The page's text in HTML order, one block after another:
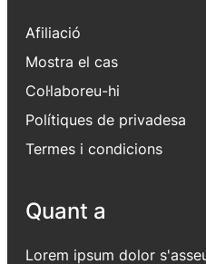
Afiliació
Mostra el cas
Col·laboreu-hi
Polítiques de privadesa
Termes i condicions
Quant a
Lorem ipsum dolor